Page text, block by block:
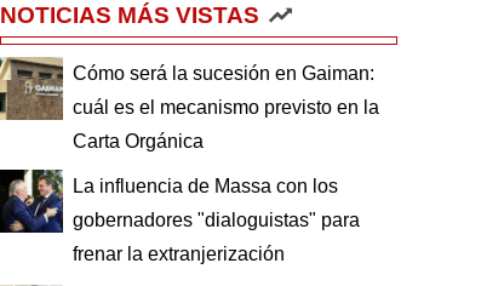
NOTICIAS MÁS VISTAS
Cómo será la sucesión en Gaiman:
cuál es el mecanismo previsto en la
Carta Orgánica
La influencia de Massa con los
gobernadores "dialoguistas" para
frenar la extranjerización